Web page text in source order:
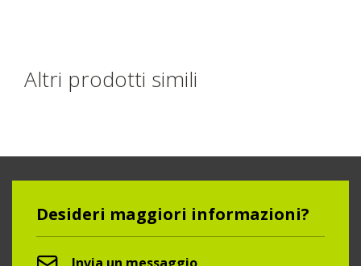
Altri prodotti simili
Desideri maggiori informazioni?